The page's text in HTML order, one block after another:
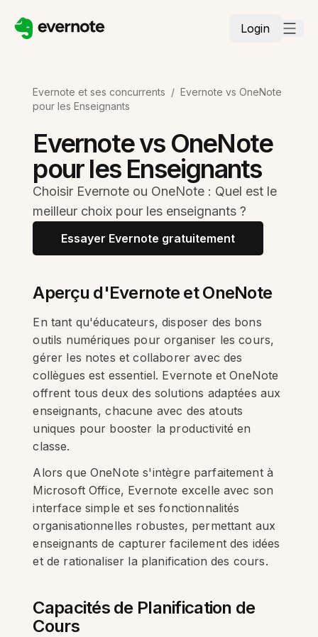
Login
Evernote et ses concurrents / Evernote vs OneNote
pour les Enseignants
Evernote vs OneNote
pour les Enseignants
Choisir Evernote ou OneNote : Quel est le
meilleur choix pour les enseignants ?
Essayer Evernote gratuitement
Aperçu d'Evernote et OneNote
En tant qu'éducateurs, disposer des bons
outils numériques pour organiser les cours,
gérer les notes et collaborer avec des
collègues est essentiel. Evernote et OneNote
offrent tous deux des solutions adaptées aux
enseignants, chacune avec des atouts
uniques pour booster la productivité en
classe.
Alors que OneNote s'intègre parfaitement à
Microsoft Office, Evernote excelle avec son
interface simple et ses fonctionnalités
organisationnelles robustes, permettant aux
enseignants de capturer facilement des idées
et de rationaliser la planification des cours.
Capacités de Planification de
Cours